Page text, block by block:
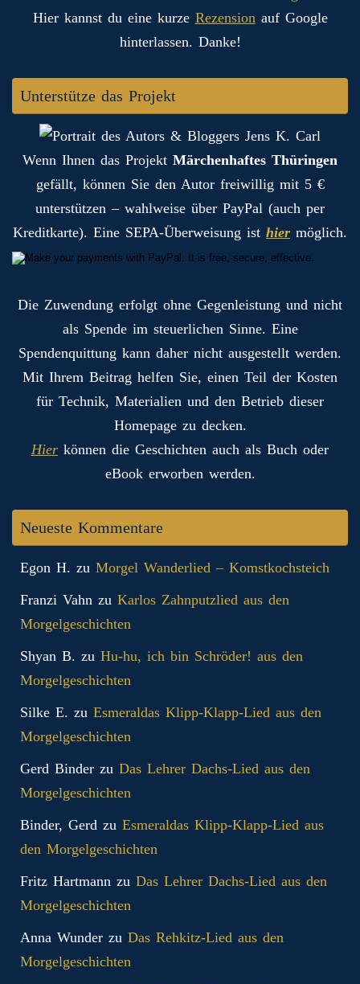
Hier kannst du eine kurze Rezension auf Google
hinterlassen. Danke!
Unterstütze das Projekt
Wenn Ihnen das Projekt Märchenhaftes Thüringen
gefällt, können Sie den Autor freiwillig mit 5 €
unterstützen – wahlweise über PayPal (auch per
Kreditkarte). Eine SEPA-Überweisung ist hier möglich.
Die Zuwendung erfolgt ohne Gegenleistung und nicht
als Spende im steuerlichen Sinne. Eine
Spendenquittung kann daher nicht ausgestellt werden.
Mit Ihrem Beitrag helfen Sie, einen Teil der Kosten
für Technik, Materialien und den Betrieb dieser
Homepage zu decken.
Hier können die Geschichten auch als Buch oder
eBook erworben werden.
Neueste Kommentare
Egon H. zu Morgel Wanderlied – Komstkochsteich
Franzi Vahn zu Karlos Zahnputzlied aus den
Morgelgeschichten
Shyan B. zu Hu-hu, ich bin Schröder! aus den
Morgelgeschichten
Silke E. zu Esmeraldas Klipp‑Klapp‑Lied aus den
Morgelgeschichten
Gerd Binder zu Das Lehrer Dachs-Lied aus den
Morgelgeschichten
Binder, Gerd zu Esmeraldas Klipp‑Klapp‑Lied aus
den Morgelgeschichten
Fritz Hartmann zu Das Lehrer Dachs-Lied aus den
Morgelgeschichten
Anna Wunder zu Das Rehkitz-Lied aus den
Morgelgeschichten